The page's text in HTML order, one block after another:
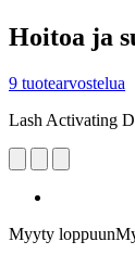
Hoitoa ja
9 tuotearvostelua
Lash Activating
Myyty loppuun